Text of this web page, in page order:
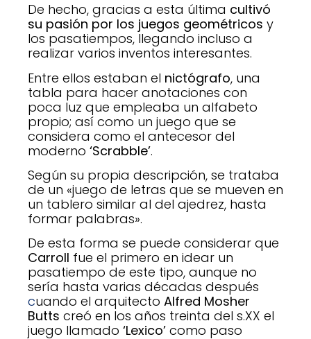
De hecho, gracias a esta última cultivó
su pasión por los juegos geométricos y
los pasatiempos, llegando incluso a
realizar varios inventos interesantes.
Entre ellos estaban el nictógrafo, una
tabla para hacer anotaciones con
poca luz que empleaba un alfabeto
propio; así como un juego que se
considera como el antecesor del
moderno ‘Scrabble’.
Según su propia descripción, se trataba
de un «juego de letras que se mueven en
un tablero similar al del ajedrez, hasta
formar palabras».
De esta forma se puede considerar que
Carroll fue el primero en idear un
pasatiempo de este tipo, aunque no
sería hasta varias décadas después
cuando el arquitecto Alfred Mosher
Butts creó en los años treinta del s.XX el
juego llamado ‘Lexico’ como paso